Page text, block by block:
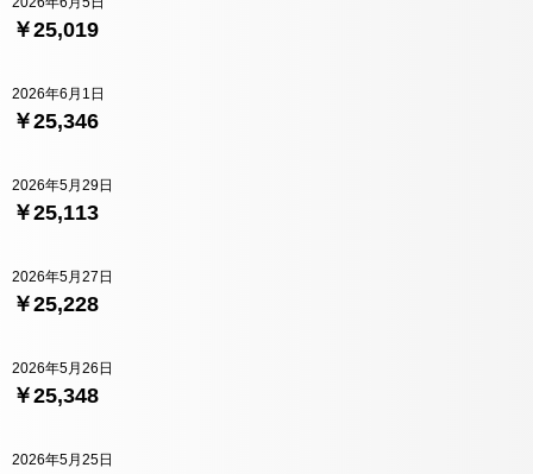
￥25,019
￥25,346
2026年6月1日
￥25,113
2026年5月29日
￥25,228
2026年5月27日
￥25,348
2026年5月26日
2026年5月25日